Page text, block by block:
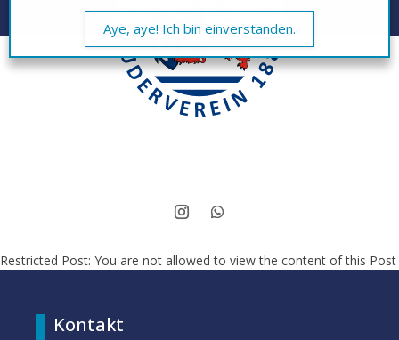
Restricted Post: You are not allowed to view the content of this Post
Kontakt
Aye, aye! Ich bin einverstanden.